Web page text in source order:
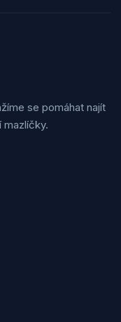
se pomáhat najít
mazlíčky.